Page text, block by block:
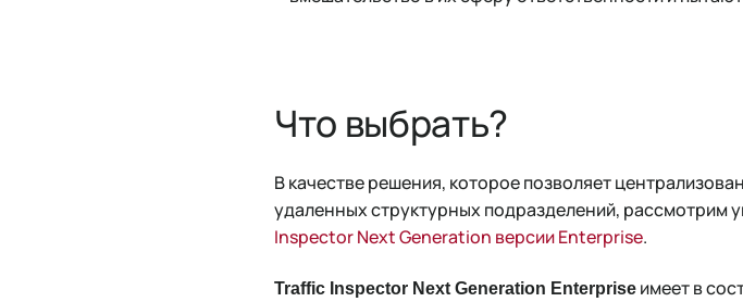
Что выбрать?
В качестве решения, которое позволяет
удаленных структурных подразделений, рассмотрим
Inspector Next Generation версии Enterprise.
Traffic Inspector Next Generation Enterpriseимеет в